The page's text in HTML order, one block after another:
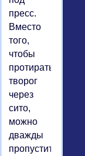
пресс.
Вместо
того,
чтобы
протирать
творог
через
сито,
можно
дважды
пропустить